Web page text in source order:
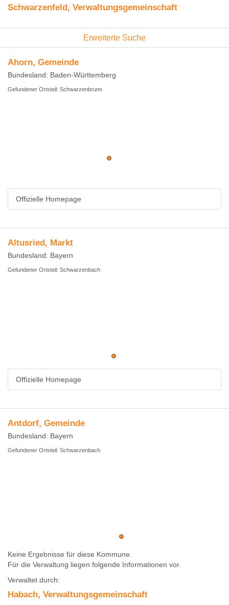
Schwarzenfeld, Verwaltungsgemeinschaft
Erweiterte Suche
Ahorn, Gemeinde
Bundesland: Baden-Württemberg
Gefundener Ortsteil: Schwarzenbrunn
Offizielle Homepage
Altusried, Markt
Bundesland: Bayern
Gefundener Ortsteil: Schwarzenbach
Offizielle Homepage
Antdorf, Gemeinde
Bundesland: Bayern
Gefundener Ortsteil: Schwarzenbach
Keine Ergebnisse für diese Kommune.
Für die Verwaltung liegen folgende Informationen vor.
Verwaltet durch:
Habach, Verwaltungsgemeinschaft